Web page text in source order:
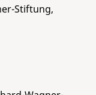
Stiftung,